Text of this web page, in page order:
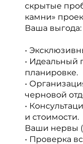
скрытые
камни»
Ваша выгода:
•
• Идеальный
планировке.
•
черновой
•
и стоимости.
Ваши нервы
• Проверка